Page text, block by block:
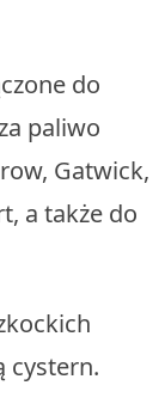
do
paliwo
Gatwick,
a także do
cystern.